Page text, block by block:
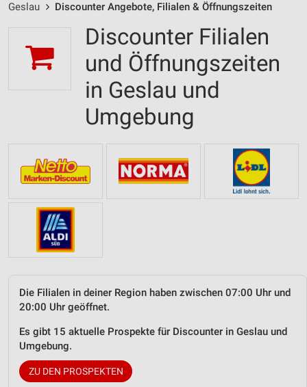
Geslau Discounter Angebote, Filialen & Öffnungszeiten
Discounter Filialen
und Öffnungszeiten
in Geslau und
Umgebung
Die Filialen in deiner Region haben zwischen 07:00 Uhr und
20:00 Uhr geöffnet.
Es gibt 15 aktuelle Prospekte für Discounter in Geslau und
Umgebung.
ZU DEN PROSPEKTEN